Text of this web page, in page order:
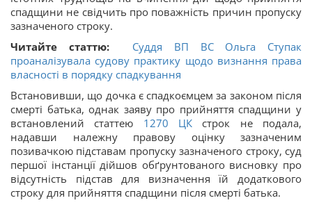
спадщини не свідчить про поважність причин пропуску
зазначеного строку.
Читайте статтю: Суддя ВП ВС Ольга Ступак
проаналізувала судову практику щодо визнання права
власності в порядку спадкування
Встановивши, що дочка є спадкоємцем за законом після
смерті батька, однак заяву про прийняття спадщини у
встановлений статтею 1270 ЦК строк не подала,
надавши належну правову оцінку зазначеним
позивачкою підставам пропуску зазначеного строку, суд
першої інстанції дійшов обґрунтованого висновку про
відсутність підстав для визначення їй додаткового
строку для прийняття спадщини після смерті батька.